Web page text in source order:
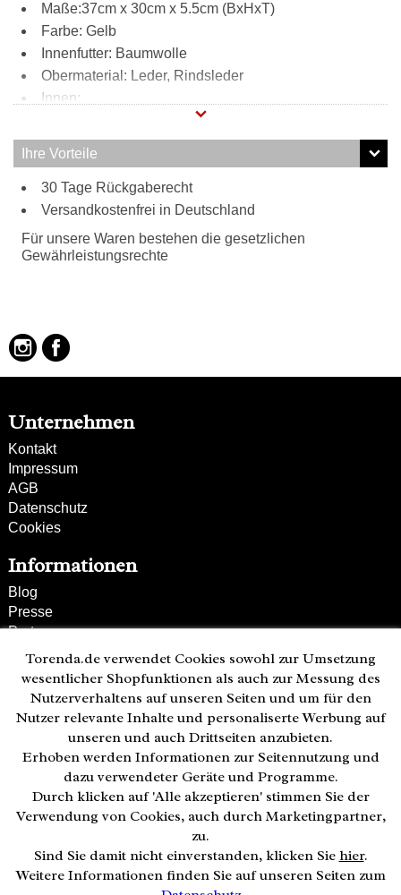
Maße:37cm x 30cm x 5.5cm (BxHxT)
Farbe: Gelb
Innenfutter: Baumwolle
Obermaterial: Leder, Rindsleder
Innen:
Reißverschlussfach
Steckfach
Handyfach
3 Stifthalter
Außen:
2 Reißverschlussfächer vorne
Tragweise:
s Garage Logo
Ihre Vorteile
30 Tage Rückgaberecht
Versandkostenfrei in Deutschland
Für unsere Waren bestehen die gesetzlichen
Gewährleistungsrechte
Unternehmen
Kontakt
Impressum
AGB
Datenschutz
Cookies
Informationen
Blog
Presse
Partner
Versand und Zahlung
Bestellung wiederrufen
Kunden-Hotline
(040) 244 249-49
Mo - Fr 08:00 - 18:00
• geöffnet
Zahlweisen:
Torenda.de verwendet Cookies sowohl zur Umsetzung
wesentlicher Shopfunktionen als auch zur Messung des
Nutzerverhaltens auf unseren Seiten und um für den
Nutzer relevante Inhalte und personaliserte Werbung auf
unseren und auch Drittseiten anzubieten.
Erhoben werden Informationen zur Seitennutzung und
dazu verwendeter Geräte und Programme.
Durch klicken auf 'Alle akzeptieren' stimmen Sie der
Verwendung von Cookies, auch durch Marketingpartner,
zu.
Sind Sie damit nicht einverstanden, klicken Sie hier.
Weitere Informationen finden Sie auf unseren Seiten zum